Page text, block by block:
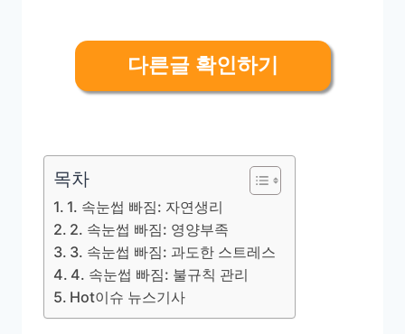
다른글 확인하기
목차
1. 속눈썹 빠짐: 자연생리
2. 속눈썹 빠짐: 영양부족
3. 속눈썹 빠짐: 과도한 스트레스
4. 속눈썹 빠짐: 불규칙 관리
Hot이슈 뉴스기사